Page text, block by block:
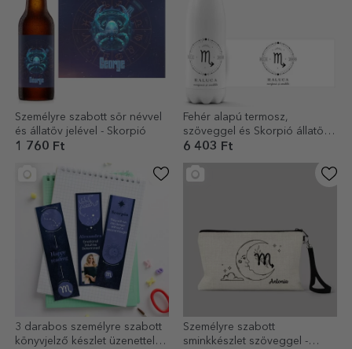
Személyre szabott sör névvel
és állatöv jelével - Skorpió
1 760 Ft
Fehér alapú termosz,
szöveggel és Skorpió állatöv
jelével személyre szabva
6 403 Ft
3 darabos személyre szabott
könyvjelző készlet üzenettel
Személyre szabott
sminkkészlet szöveggel -